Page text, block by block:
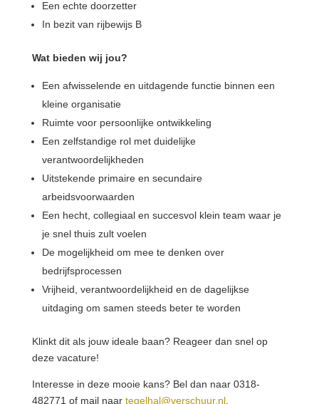
Een echte doorzetter
In bezit van rijbewijs B
Wat bieden wij jou?
Een afwisselende en uitdagende functie binnen een
kleine organisatie
Ruimte voor persoonlijke ontwikkeling
Een zelfstandige rol met duidelijke
verantwoordelijkheden
Uitstekende primaire en secundaire
arbeidsvoorwaarden
Een hecht, collegiaal en succesvol klein team waar je
je snel thuis zult voelen
De mogelijkheid om mee te denken over
bedrijfsprocessen
Vrijheid, verantwoordelijkheid en de dagelijkse
uitdaging om samen steeds beter te worden
Klinkt dit als jouw ideale baan? Reageer dan snel op
deze vacature!
Interesse in deze mooie kans? Bel dan naar 0318-
482771 of mail naar tegelhal@verschuur.nl.